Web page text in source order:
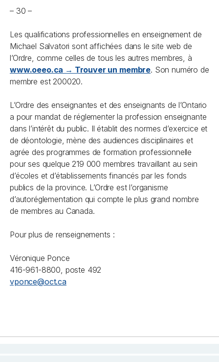
– 30 –
Les qualifications professionnelles en enseignement de
Michael Salvatori sont affichées dans le site web de
l’Ordre, comme celles de tous les autres membres, à
www.oeeo.ca → Trouver un membre. Son numéro de
membre est 200020.
L’Ordre des enseignantes et des enseignants de l’Ontario
a pour mandat de réglementer la profession enseignante
dans l’intérêt du public. Il établit des normes d’exercice et
de déontologie, mène des audiences disciplinaires et
agrée des programmes de formation professionnelle
pour ses quelque 219 000 membres travaillant au sein
d’écoles et d’établissements financés par les fonds
publics de la province. L’Ordre est l’organisme
d’autoréglementation qui compte le plus grand nombre
de membres au Canada.
Pour plus de renseignements :
Véronique Ponce
416-961-8800, poste 492
vponce@oct.ca